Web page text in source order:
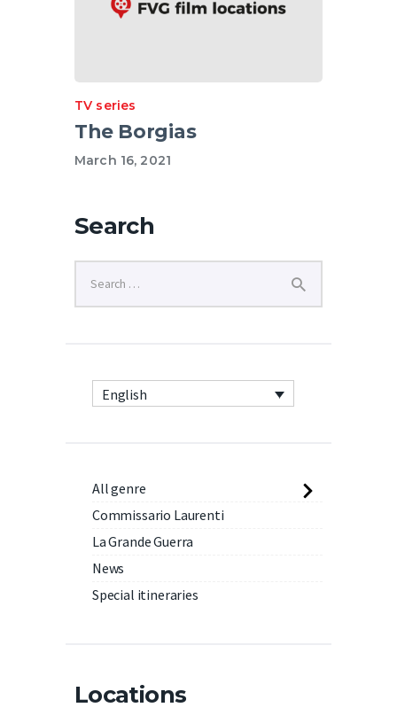
TV series
The Borgias
March 16, 2021
Search
English
All genre
Commissario Laurenti
La Grande Guerra
News
Special itineraries
Locations